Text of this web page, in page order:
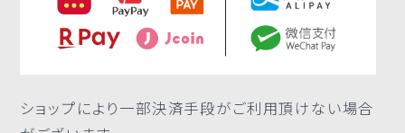
ショップにより一部決済手段がご利用頂けない場合